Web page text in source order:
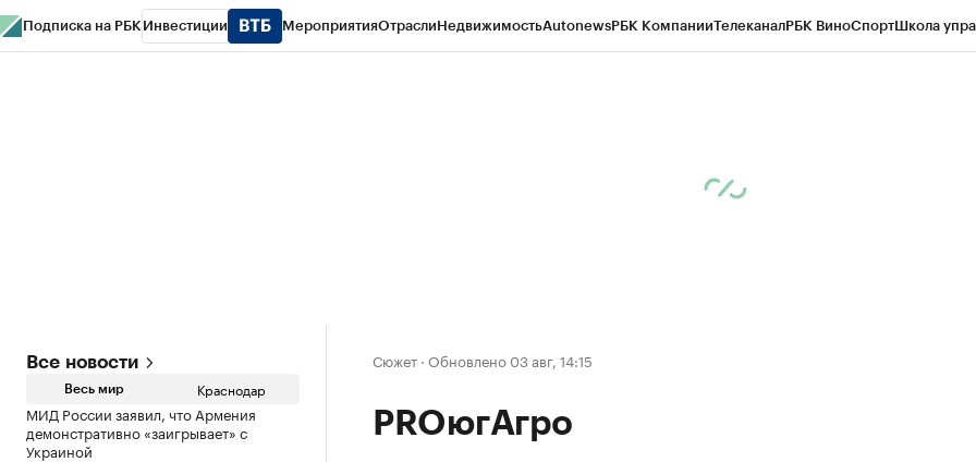
Подписка на РБК Инвестиции МероприятияОтраслиНедвижимостьAutonewsРБК КомпанииТелеканалРБК ВиноСпортШкола
Все новости
Весь мир Краснодар
МИД России заявил, что Армения
демонстративно «заигрывает» с
Украиной
Сюжет · Обновлено 03 авг, 14:15
PROюгАгро